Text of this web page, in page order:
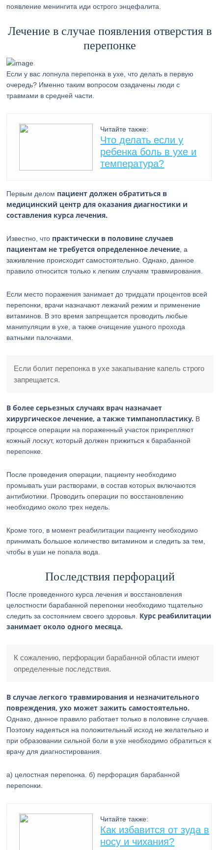
появление менингита иди острого энцефалита.
Лечение в случае появления отверстия в
перепонке
Если у вас лопнула перепонка в ухе, что делать в первую
очередь? Именно таким вопросом озадачены люди с
травмами в средней части.
Читайте также:
Что делать если у
ребенка боль в ухе и
температура?
Первым делом пациент должен обратиться в
медицинский центр для оказания диагностики и
составления курса лечения.
Известно, что практически в половине случаев
пациентам не требуется определенное лечение , а
заживление происходит самостоятельно. Однако, данное
правило относится только к легким случаям травмирования.
Если место поражения занимает до тридцати процентов всей
перепонки, врачи назначают лежачий режим и применение
витаминов. В это время запрещается проводить любые
манипуляции в ухе, а также очищение ушного прохода
ватными палочками.
Если болит перепонка в ухе закапывание капель строго
запрещается.
В более серьезных случаях врач назначает
хирургическое лечение, а также тимпанопластику. В
процессе операции на пораженный участок прикрепляют
кожный лоскут, который должен прижиться к барабанной
перепонке.
После проведения операции, пациенту необходимо
промывать уши растворами, в состав которых включаются
антибиотики. Проводить операции по восстановлению
необходимо около трех недель.
Кроме того, в момент реабилитации пациенту необходимо
принимать большое количество витамином и следить за тем,
чтобы в уши не попала вода.
Последствия перфораций
После проведенного курса лечения и восстановления
целостности барабанной перепонки необходимо тщательно
следить за состоянием своего здоровья. Курс реабилитации
занимает около одного месяца.
К сожалению, перфорации барабанной области имеют
определенные последствия.
В случае легкого травмирования и незначительного
повреждения, ухо может зажить самостоятельно.
Однако, данное правило работает только в половине случаев.
Поэтому надеяться на положительный исход не желательно и
при образовании сильной боли в ухе необходимо обратиться к
врачу для диагностирования.
а) целостная перепонка. б) перфорация барабанной
перепонки.
Читайте также:
Как избавится от зуда в
носу и чихания?